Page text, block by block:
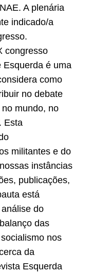
A plenária
indicado/a
congresso
Esquerda é uma
como
no debate
mundo, no
Esta
militantes e do
instâncias
publicações,
está
do
das
nos
da
Esquerda